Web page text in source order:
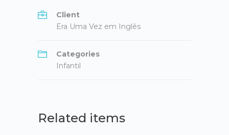
Client
Era Uma Vez em Inglês
Categories
Infantil
Related items